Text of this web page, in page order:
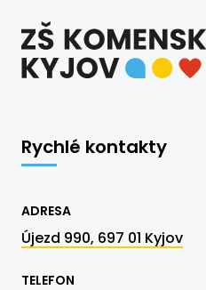
Rychlé kontakty
ADRESA
Újezd 990, 697 01 Kyjov
TELEFON